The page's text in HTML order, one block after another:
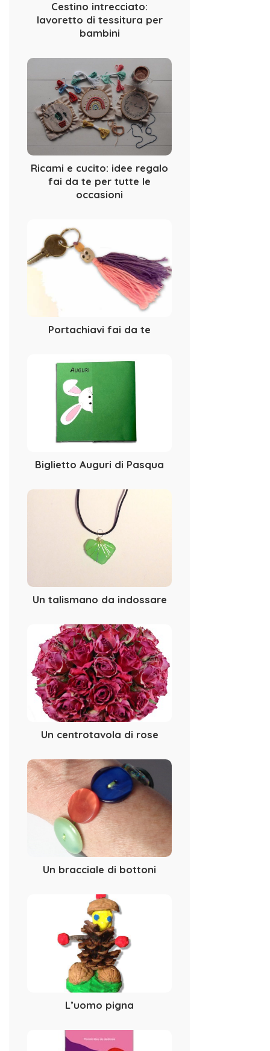
Cestino intrecciato:
lavoretto di tessitura per
bambini
Ricami e cucito: idee regalo
fai da te per tutte le
occasioni
Portachiavi fai da te
Biglietto Auguri di Pasqua
Un talismano da indossare
Un centrotavola di rose
Un bracciale di bottoni
L’uomo pigna